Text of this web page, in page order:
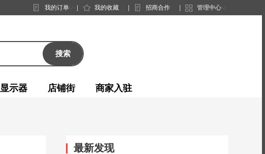
我的订单 我的收藏 招商合作 管理中心◇
搜索
显示器 店铺街 商家入驻
最新发现